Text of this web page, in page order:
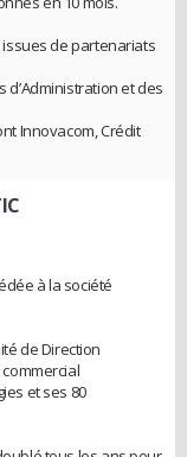
de partenariats
d’Administration et des
Innovacom, Crédit
à la société
de Direction
et ses 80